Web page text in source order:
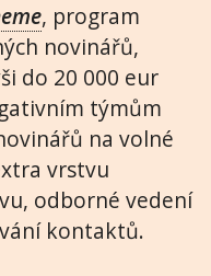
, program
novinářů,
do 20 000 eur
týmům
na volné
vrstvu
odborné vedení
kontaktů.